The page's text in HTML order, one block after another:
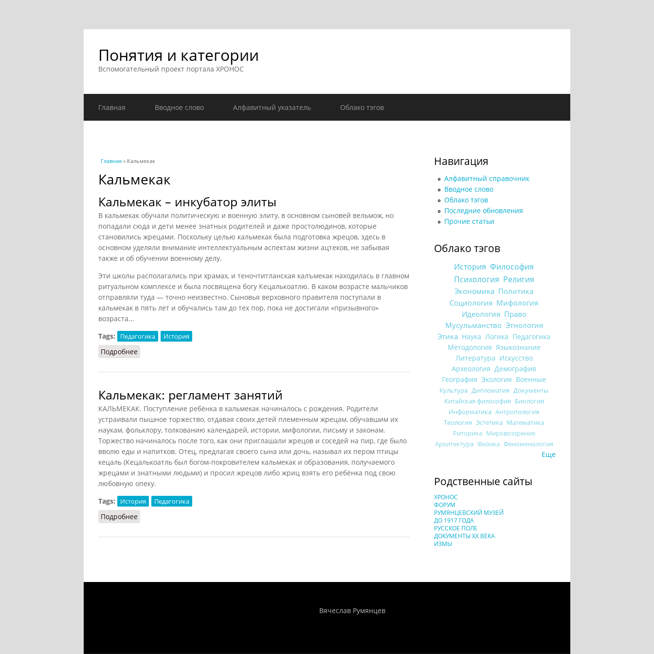
Понятия и категории
Вспомогательный проект портала ХРОНОС
Главная Вводное слово Алфавитный указатель Облако тэгов
Вы здесь
Главная » Кальмекак
Кальмекак
Кальмекак – инкубатор элиты
В кальмекак обучали политическую и военную элиту, в основном сыновей вельмож, но
попадали сюда и дети менее знатных родителей и даже простолюдинов, которые
становились жрецами. Поскольку целью кальмекак была подготовка жрецов, здесь в
основном уделяли внимание интеллектуальным аспектам жизни ацтеков, не забывая
также и об обучении военному делу.
Эти школы располагались при храмах, и теночтитланская калъмекак находилась в главном
ритуальном комплексе и была посвящена богу Кецалькоатлю. В каком возрасте мальчиков
отправляли туда — точно неизвестно. Сыновья верховного правителя поступали в
кальмекак в пять лет и обучались там до тех пор, пока не достигали «призывного»
возраста...
Tags:
Педагогика История
Подробнее
Кальмекак: регламент занятий
КАЛЬМЕКАК. Поступление ребёнка в кальмекак начиналось с рождения. Родители
устраивали пышное торжество, отдавая своих детей племенным жрецам, обучавшим их
наукам, фольклору, толкованию календарей, истории, мифологии, письму и законам.
Торжество начиналось после того, как они приглашали жрецов и соседей на пир, где было
вволю еды и напитков. Отец, предлагая своего сына или дочь, называл их пером птицы
кецаль (Кецалькоатль был богом-покровителем кальмекак и образования, получаемого
жрецами и знатными людьми) и просил жрецов либо жриц взять его ребёнка под свою
любовную опеку.
Tags:
История Педагогика
Подробнее
Навигация
Алфавитный справочник
Вводное слово
Облако тэгов
Последние обновления
Прочие статьи
Облако тэгов
История Философия
Психология Религия
Экономика Политика
Социология Мифология
Идеология Право
Мусульманство Этнология
Этика Наука Логика Педагогика
Методология Языкознание
Литература Искусство
Археология Демография
География Экология Военные
Культура Дипломатия Документы
Китайская философия Биология
Информатика Антропология
Теология Эстетика Математика
Риторика Мировоззрение
Архитектура Физика Феноменология
Еще
Родственные сайты
ХРОНОС
ФОРУМ
РУМЯНЦЕВСКИЙ МУЗЕЙ
ДО 1917 ГОДА
РУССКОЕ ПОЛЕ
ДОКУМЕНТЫ XX ВЕКА
ИЗМЫ
Вячеслав Румянцев